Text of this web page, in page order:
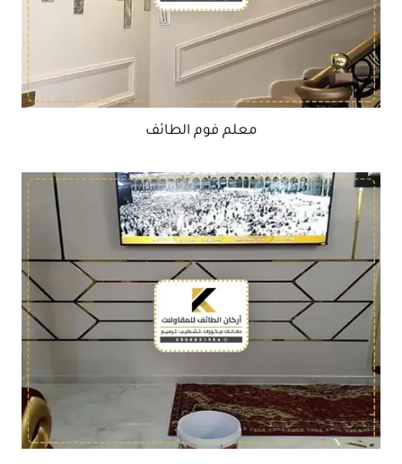
معلم فوم الطائف